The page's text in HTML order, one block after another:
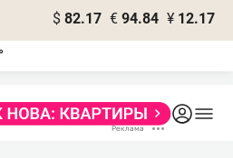
$ 82.17 € 94.84 ¥ 12.17